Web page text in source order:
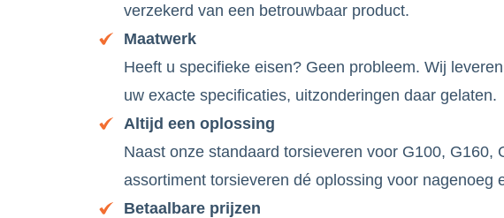
verzekerd van een betrouwbaar product.
Maatwerk
Heeft u specifieke eisen? Geen probleem. Wij
uw exacte specificaties, uitzonderingen daar gelaten.
Altijd een oplossing
Naast onze standaard torsieveren voor G100, G160,
assortiment torsieveren dé oplossing voor nagenoeg
Betaalbare prijzen